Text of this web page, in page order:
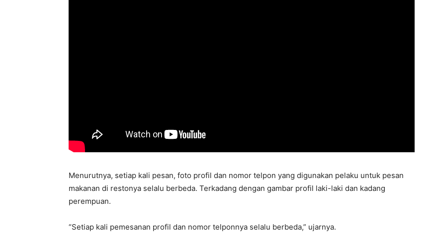
Menurutnya, setiap kali pesan, foto profil dan nomor telpon yang digunakan pelaku untuk pesan
makanan di restonya selalu berbeda. Terkadang dengan gambar profil laki-laki dan kadang
perempuan.
“Setiap kali pemesanan profil dan nomor telponnya selalu berbeda,” ujarnya.